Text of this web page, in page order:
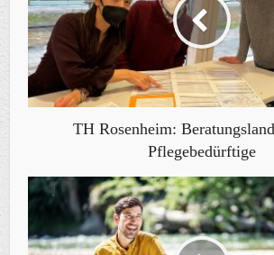
TH Rosenheim:
Pflegebedürftige